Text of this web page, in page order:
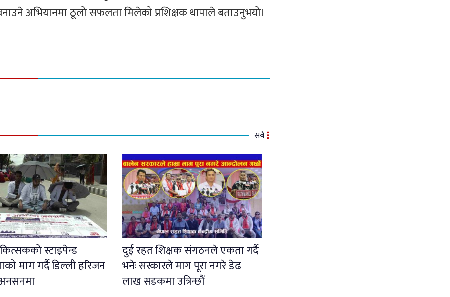
अभियानमा ठूलो सफलता मिलेको प्रशिक्षक थापाले बताउनुभयो।
सबै
स्टाइपेन्ड
माग गर्दै डिल्ली हरिजन
दुई रहत शिक्षक संगठनले एकता गर्दै
भनेः सरकारले माग पूरा नगरे डेढ
लाख सडकमा उत्रिन्छौं